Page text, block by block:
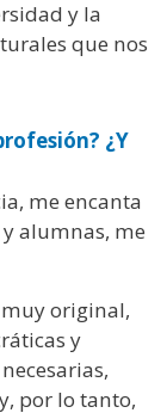
y la
que nos
¿Y
me encanta
alumnas, me
muy original,
y
por lo tanto,